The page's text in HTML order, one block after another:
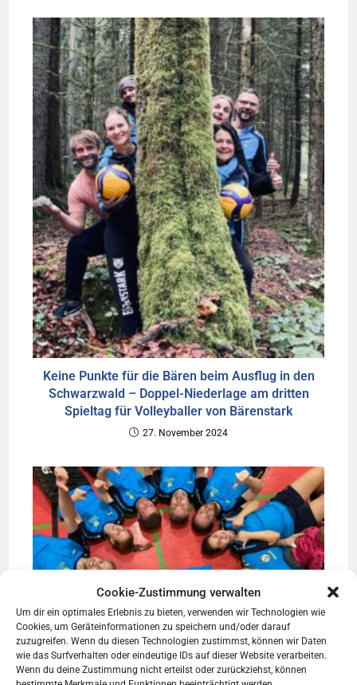
Cookie-Zustimmung verwalten
Um dir ein optimales Erlebnis zu bieten, verwenden wir Technologien wie
Cookies, um Geräteinformationen zu speichern und/oder darauf
zuzugreifen. Wenn du diesen Technologien zustimmst, können wir Daten
wie das Surfverhalten oder eindeutige IDs auf dieser Website verarbeiten.
Wenn du deine Zustimmung nicht erteilst oder zurückziehst, können
Keine Punkte für die Bären beim Ausflug in den
Schwarzwald – Doppel-Niederlage am dritten
Spieltag für Volleyballer von Bärenstark
27. November 2024